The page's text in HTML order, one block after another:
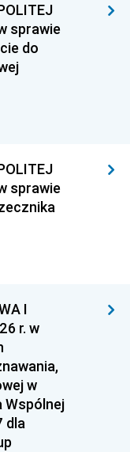
sprawie
do
sprawie
I
r. w
w
Wspólnej
dla